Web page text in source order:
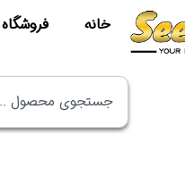
خانه فروشگاه